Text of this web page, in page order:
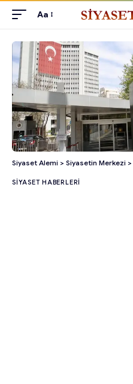
Aa
Siyaset Alemi > Siyasetin Merkezi >
SIYASET HABERLERI